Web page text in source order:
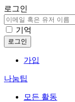
로그인
기억
가입
나눔팁
모든 활동